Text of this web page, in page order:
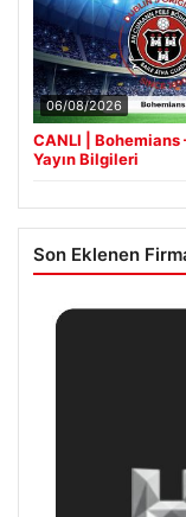
06/08/2026
CANLI | Bohemians
Yayın Bilgileri
Son Eklenen